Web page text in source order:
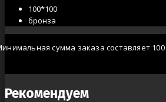
100*100
бронза
сумма заказа составляет 100
Рекомендуем